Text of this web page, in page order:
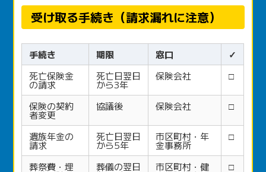
受け取る手続き（請求漏れに注意）
手続き 期限 窓口
✓
死亡保険金
の請求
死亡日翌日
から3年
保険会社 □
保険の契約
者変更
協議後 保険会社 □
遺族年金の
請求
死亡日翌日
から5年
市区町村・年
金事務所
□
葬祭費・埋 葬儀の翌日 市区町村・健 □